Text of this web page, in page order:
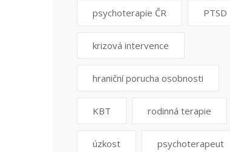
psychoterapie ČR PTSD
krizová intervence
hraniční porucha osobnosti
KBT rodinná terapie
úzkost psychoterapeut